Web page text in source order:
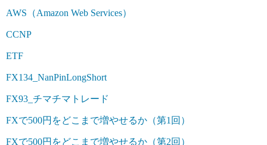
AWS（Amazon Web Services）
CCNP
ETF
FX134_NanPinLongShort
FX93_チマチマトレード
FXで500円をどこまで増やせるか（第1回）
FXで500円をどこまで増やせるか（第2回）